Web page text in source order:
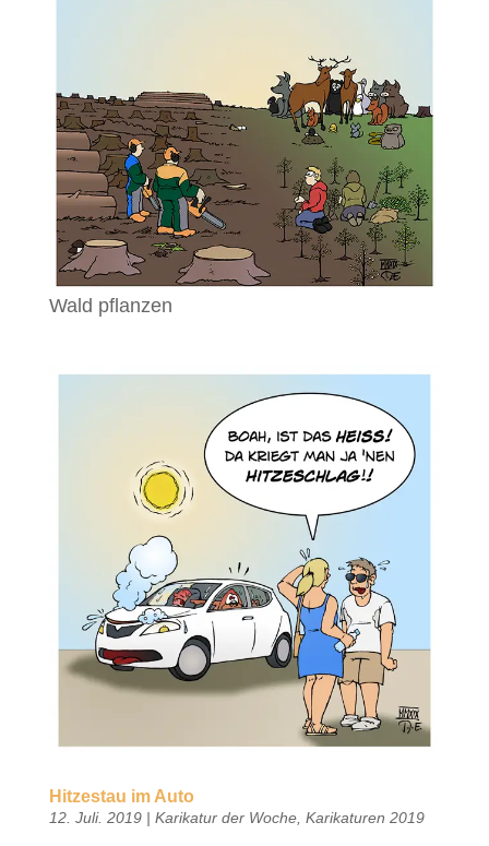
Wald pflanzen
Hitzestau im Auto
12. Juli. 2019| Karikatur der Woche, Karikaturen 2019